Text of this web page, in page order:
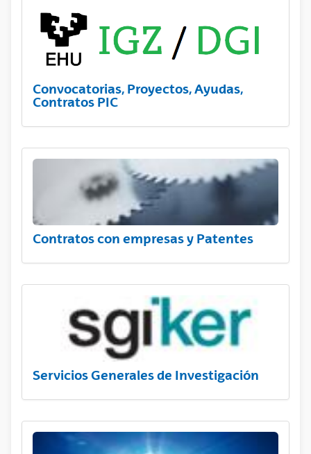
Convocatorias, Proyectos, Ayudas,
Contratos PIC
Contratos con empresas y Patentes
Servicios Generales de Investigación